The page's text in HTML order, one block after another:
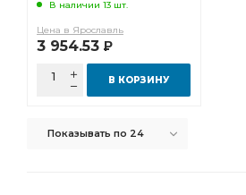
В наличии 13 шт.
Цена в Ярославль
3 954.53 Р
В КОРЗИНУ
Показывать по 24